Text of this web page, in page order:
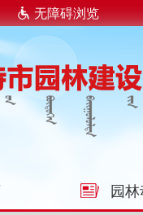
无障碍浏览
园